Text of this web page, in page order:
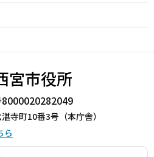
宮市役所
寺町10番3号（本庁舎）
ら